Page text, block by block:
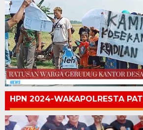
HPN 2024-WAKAPOLRESTA PATI